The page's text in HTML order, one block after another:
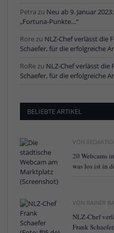
Petra zu Neu ab 9. Januar
„Fortuna-Punkte…“
Rorezu NLZ-Chef verlässt die
Schaefer, für die erfolgreiche
RoRezu NLZ-Chef verlässt die
Schaefer, für die erfolgreiche
BELIEBTE ARTIKEL
VON
20 Webcams
was los ist in
VON RAINER
NLZ-Chef
Frank